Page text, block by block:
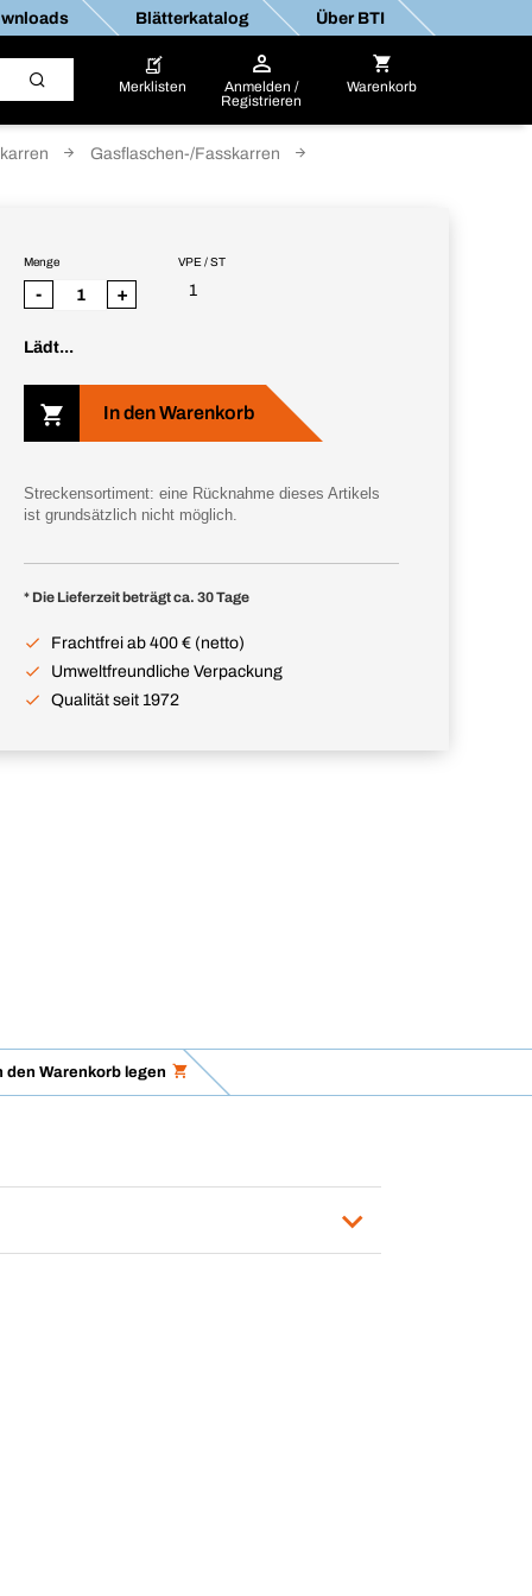
Blätterkatalog Über BTI
Merklisten
Anmelden /
Registrieren
Warenkorb
Gasflaschen-/Fasskarren
VPE / ST
1
Menge
- +
Lädt...
In den Warenkorb
Streckensortiment: eine Rücknahme dieses Artikels
ist grundsätzlich nicht möglich.
* Die Lieferzeit beträgt ca. 30 Tage
Frachtfrei ab 400 € (netto)
Umweltfreundliche Verpackung
Qualität seit 1972
den Warenkorb legen